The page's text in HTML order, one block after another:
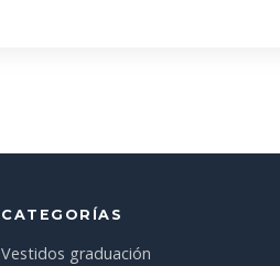
CATEGORÍAS
Vestidos graduación